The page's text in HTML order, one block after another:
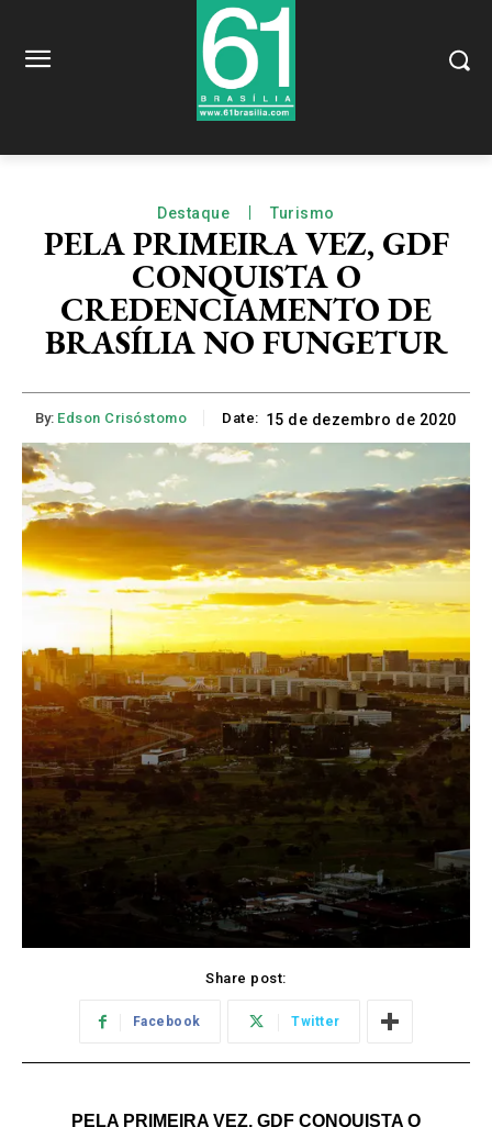
Destaque Turismo
PELA PRIMEIRA VEZ, GDF
CONQUISTA O
CREDENCIAMENTO DE
BRASÍLIA NO FUNGETUR
By: Edson Crisóstomo Date: 15 de dezembro de 2020
Share post:
Facebook Twitter
PELA PRIMEIRA VEZ, GDF CONQUISTA O